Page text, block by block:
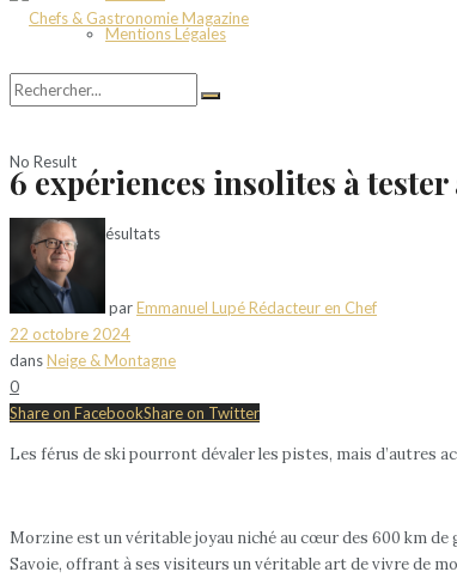
Mentions Légales
No Result
Voir tous les résultats
6 expériences insolites à
parEmmanuel Lupé Rédacteur en Chef
22 octobre 2024
dansNeige & Montagne
0
Share on FacebookShare on Twitter
Les férus de ski pourront dévaler les pistes, mais d’autres
Morzine est un véritable joyau niché au cœur des 600 km
Savoie, offrant à ses visiteurs un véritable art de vivre de